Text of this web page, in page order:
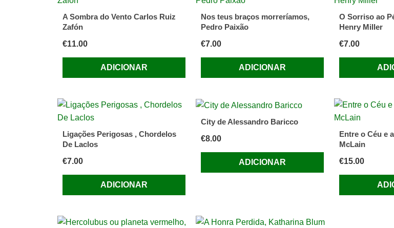
A Sombra do Vento Carlos Ruiz
Zafón
€11.00
ADICIONAR
Nos teus braços morreríamos,
Pedro Paixão
€7.00
ADICIONAR
O Sorriso ao
Henry Miller
€7.00
Ligações Perigosas , Chordelos
De Laclos
€7.00
ADICIONAR
City de Alessandro Baricco
€8.00
ADICIONAR
Entre o Céu e
McLain
€15.00